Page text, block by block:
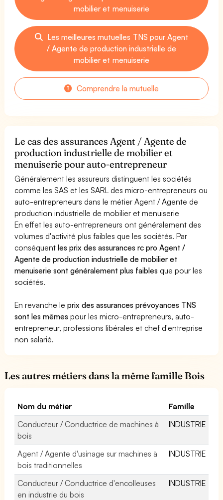
mobilier et menuiserie
Les meilleures mutuelles TNS pour Agent
/ Agente de production industrielle de
mobilier et menuiserie
Comprendre la mutuelle
Le cas des assurances Agent / Agente de
production industrielle de mobilier et
menuiserie pour auto-entrepreneur
Généralement les assureurs distinguent les sociétés
comme les SAS et les SARL des micro-entrepreneurs ou
auto-entrepreneurs dans le métier Agent / Agente de
production industrielle de mobilier et menuiserie
En effet les auto-entrepreneurs ont généralement des
volumes d'activité plus faibles que les sociétés. Par
conséquentles prix des assurances rc pro Agent /
Agente de production industrielle de mobilier et
menuiserie sont généralement plus faibles que pour les
sociétés.
En revanche leprix des assurances prévoyances TNS
sont les mêmes pour les micro-entrepreneurs, auto-
entrepreneur, professions libérales et chef d'entreprise
non salarié.
Les autres métiers dans la même famille Bois
Nom du métier
Famille
Conducteur / Conductrice de machines à
bois
INDUSTRIE
Agent / Agente d'usinage sur machines à
bois traditionnelles
INDUSTRIE
Conducteur / Conductrice d'encolleuses
en industrie du bois
INDUSTRIE